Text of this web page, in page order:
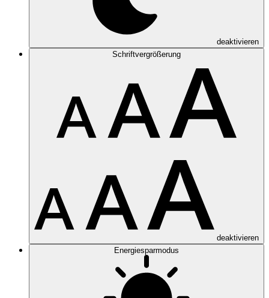
deaktivieren
Schriftvergrößerung
deaktivieren
Energiesparmodus